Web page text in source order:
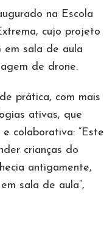
na Escola
cujo projeto
sala de aula
de drone.
prática, com mais
ativas, que
colaborativa: “Este
crianças do
antigamente,
sala de aula”,